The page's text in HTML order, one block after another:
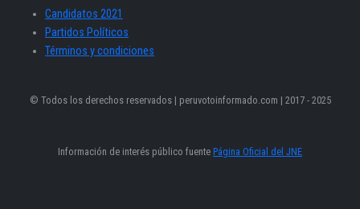
Candidatos 2021
Partidos Políticos
Términos y condiciones
© Todos los derechos reservados | peruvotoinformado.com | 2017 - 2025
Información de interés público fuente Página Oficial del JNE